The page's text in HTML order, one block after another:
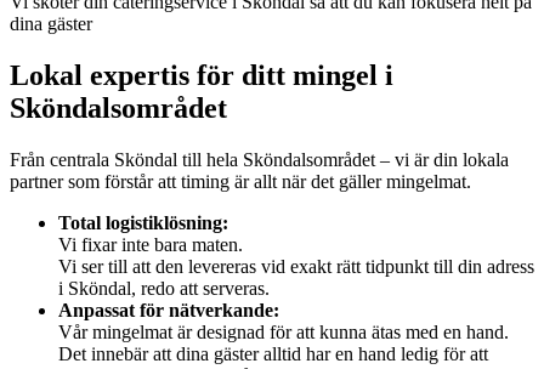
dina gäster
Lokal expertis för ditt mingel i
Sköndalsområdet
Från centrala Sköndal till hela Sköndalsområdet – vi är din lokala
partner som förstår att timing är allt när det gäller mingelmat.
Total logistiklösning:
Vi fixar inte bara maten.
Vi ser till att den levereras vid exakt rätt tidpunkt till din adress
i Sköndal, redo att serveras.
Anpassat för nätverkande:
Vår mingelmat är designad för att kunna ätas med en hand.
Det innebär att dina gäster alltid har en hand ledig för att